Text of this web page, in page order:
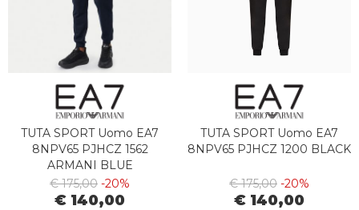
TUTA SPORT Uomo EA7
8NPV65 PJHCZ 1562
ARMANI BLUE
€ 175,00 -20%
€ 140,00
TUTA SPORT Uomo EA7
8NPV65 PJHCZ 1200 BLACK
€ 175,00 -20%
€ 140,00